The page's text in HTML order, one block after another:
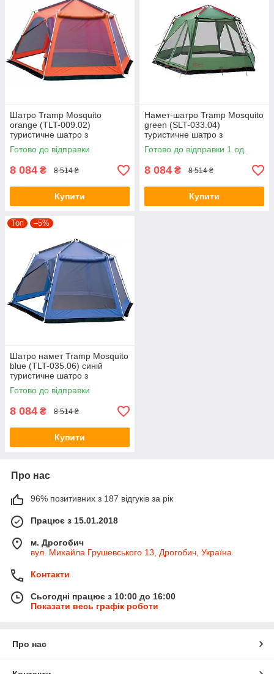
Шатро Tramp Mosquito
orange (TLT-009.02)
туристичне шатро з
москітною сіткою та тентом
Готово до відправки
8 084 ₴ 8 514 ₴
Купити
Намет-шатро Tramp Mosquito
green (SLT-033.04)
туристичне шатро з
москітною сіткою та тентом
Готово до відправки 1 од.
8 084 ₴ 8 514 ₴
Купити
Топ –5%
Шатро намет Tramp Mosquito
blue (TLT-035.06) синій
туристичне шатро з
москітною сіткою та тентом
Готово до відправки
8 084 ₴ 8 514 ₴
Купити
Про нас
96% позитивних з 187 відгуків за рік
Працює з 15.01.2018
м. Дрогобич
вул. Михайла Грушевського 13, Дрогобич, Україна
Контакти
Сьогодні працює з 10:00 до 16:00
Показати весь графік роботи
Про нас